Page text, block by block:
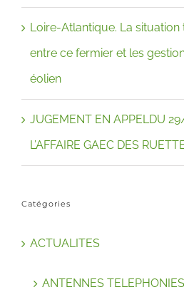
Loire-Atlantique. La
entre ce fermier et les
éolien
JUGEMENT EN APPELDU
L’AFFAIRE GAEC DES
Catégories
ACTUALITES
ANTENNES TELEPHONIES